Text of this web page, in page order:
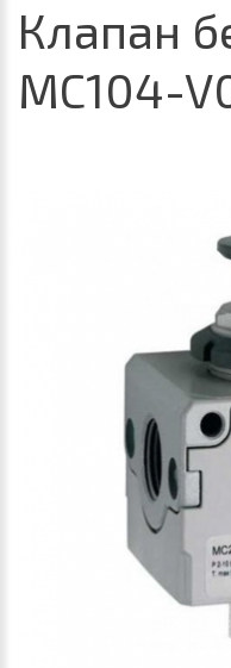
Клапан
MC104-